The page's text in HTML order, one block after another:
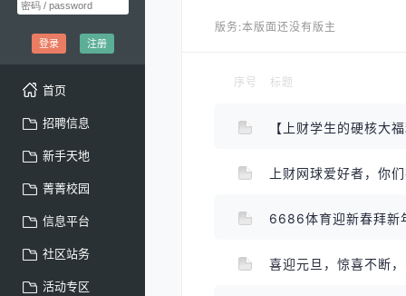
登录 注册
首页
招聘信息
新手天地
菁菁校园
信息平台
社区站务
活动专区
版务:本版面还没有版主
序号 标题
上财网球爱好者，你
6686体育迎新春拜新
喜迎元旦，惊喜不断